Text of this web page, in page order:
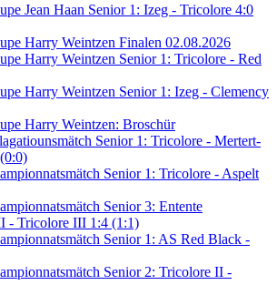
Jean Haan Senior 1: Izeg - Tricolore 4:0
Harry Weintzen Finalen 02.08.2026
Harry Weintzen Senior 1: Tricolore - Red
Harry Weintzen Senior 1: Izeg - Clemency
Harry Weintzen: Broschür
Senior 1: Tricolore - Mertert-
Senior 1: Tricolore - Aspelt
Senior 3: Entente
- Tricolore III 1:4 (1:1)
Senior 1: AS Red Black -
Senior 2: Tricolore II -